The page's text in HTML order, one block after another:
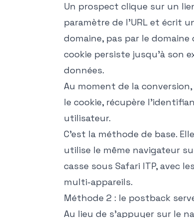
Un prospect clique sur un
paramètre de l'URL et écrit
domaine, pas par le
cookie persiste jusqu'à son
données.
Au moment de la
le cookie, récupère
utilisateur.
C'est la méthode de base.
utilise le même navigateur
casse sous Safari ITP, avec
multi-appareils.
Méthode 2 : le postback
Au lieu de s'appuyer sur le